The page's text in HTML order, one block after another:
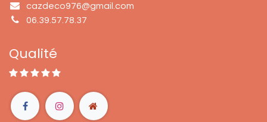
cazdeco976@gmail.com
06.39.57.78.37
Qualité